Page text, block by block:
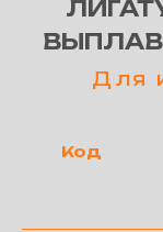
Код ДЛЯ